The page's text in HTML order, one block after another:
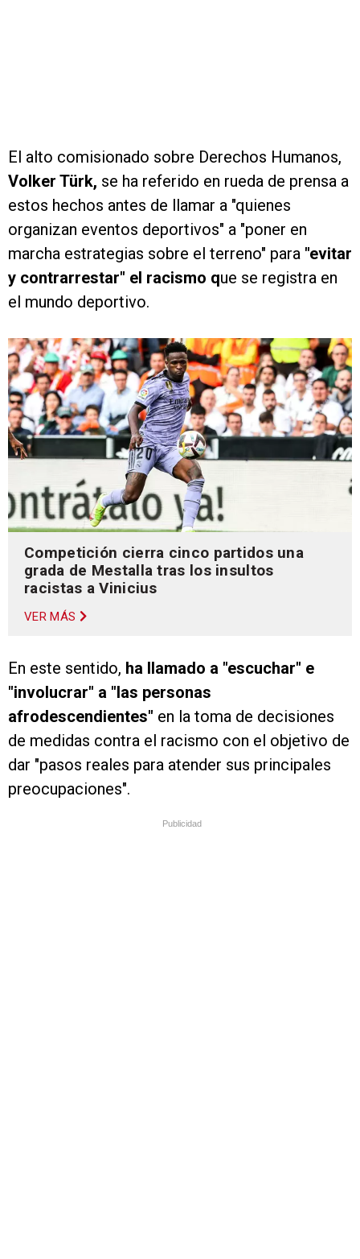
El alto comisionado sobre Derechos Humanos,
Volker Türk, se ha referido en rueda de prensa a
estos hechos antes de llamar a "quienes
organizan eventos deportivos" a "poner en
marcha estrategias sobre el terreno" para "evitar
y contrarrestar" el racismo que se registra en
el mundo deportivo.
Competición cierra cinco partidos una
grada de Mestalla tras los insultos
racistas a Vinicius
VER MÁS
En este sentido, ha llamado a "escuchar" e
"involucrar" a "las personas
afrodescendientes" en la toma de decisiones
de medidas contra el racismo con el objetivo de
dar "pasos reales para atender sus principales
preocupaciones".
Publicidad